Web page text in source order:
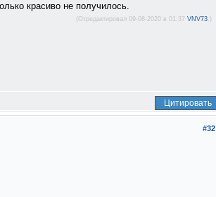
красиво не получилось.
(Отредактировал 09-08-2020 в 01:37 VNV73.)
Цитировать
#32